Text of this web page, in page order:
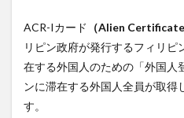
ACR-Iカード （Alien
リピン政府が発行するフィリ
在する外国人のための「外国人
ンに滞在する外国人全員が取得
す。